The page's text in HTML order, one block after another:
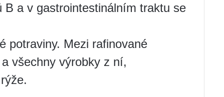
a v gastrointestinálním traktu se
potraviny. Mezi rafinované
všechny výrobky z ní,